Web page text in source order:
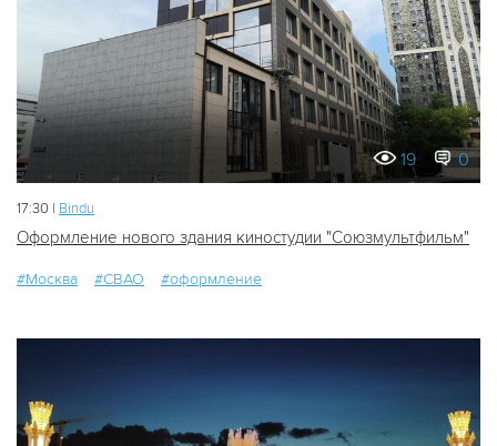
19 0
17:30 | Bindu
Оформление нового здания киностудии "Союзмультфильм"
#Москва #СВАО #оформление